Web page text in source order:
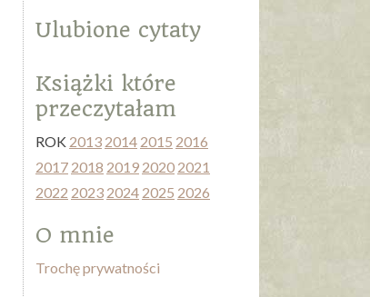
Ulubione cytaty
Książki które
przeczytałam
ROK 2013 2014 2015 2016
2017 2018 2019 2020 2021
2022 2023 2024 2025 2026
O mnie
Trochę prywatności